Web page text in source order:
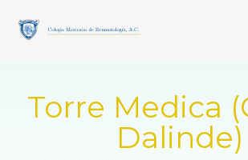
links
primary
contentTorre Medica
Dalinde)